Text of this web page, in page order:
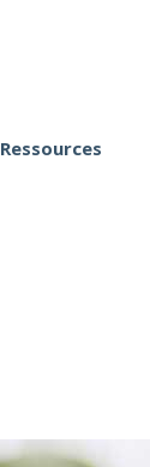
Ressources